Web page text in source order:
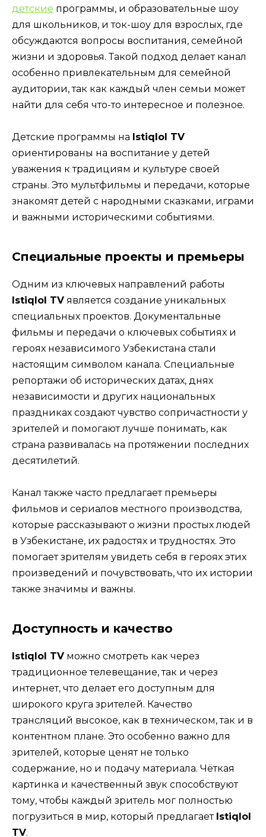
детские программы, и образовательные шоу
для школьников, и ток-шоу для взрослых, где
обсуждаются вопросы воспитания, семейной
жизни и здоровья. Такой подход делает канал
особенно привлекательным для семейной
аудитории, так как каждый член семьи может
найти для себя что-то интересное и полезное.
Детские программы на Istiqlol TV
ориентированы на воспитание у детей
уважения к традициям и культуре своей
страны. Это мультфильмы и передачи, которые
знакомят детей с народными сказками, играми
и важными историческими событиями.
Специальные проекты и премьеры
Одним из ключевых направлений работы
Istiqlol TV является создание уникальных
специальных проектов. Документальные
фильмы и передачи о ключевых событиях и
героях независимого Узбекистана стали
настоящим символом канала. Специальные
репортажи об исторических датах, днях
независимости и других национальных
праздниках создают чувство сопричастности у
зрителей и помогают лучше понимать, как
страна развивалась на протяжении последних
десятилетий.
Канал также часто предлагает премьеры
фильмов и сериалов местного производства,
которые рассказывают о жизни простых людей
в Узбекистане, их радостях и трудностях. Это
помогает зрителям увидеть себя в героях этих
произведений и почувствовать, что их истории
также значимы и важны.
Доступность и качество
Istiqlol TV можно смотреть как через
традиционное телевещание, так и через
интернет, что делает его доступным для
широкого круга зрителей. Качество
трансляций высокое, как в техническом, так и в
контентном плане. Это особенно важно для
зрителей, которые ценят не только
содержание, но и подачу материала. Чёткая
картинка и качественный звук способствуют
тому, чтобы каждый зритель мог полностью
погрузиться в мир, который предлагает Istiqlol
TV.